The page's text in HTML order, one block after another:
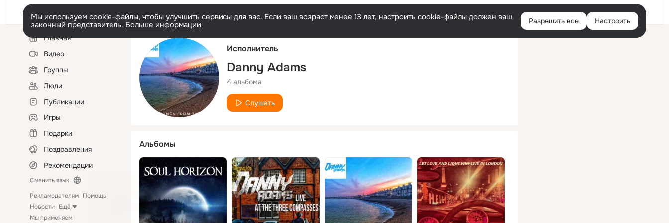
Русский Войти
Мы используем cookie-файлы, чтобы улучшить сервисы для вас. Если ваш возраст менее 13 лет, настроить cookie-файлы должен ваш
законный представитель. Больше информации Разрешить все Настроить
Левая
колонкаГлавная
Видео
Группы
Люди
Публикации
Игры
Подарки
Поздравления
Рекомендации
Сменить язык
Рекламодателям Помощь
Новости Ещё
Мы применяем
Исполнитель
Danny Adams
4 альбома
Слушать
Альбомы